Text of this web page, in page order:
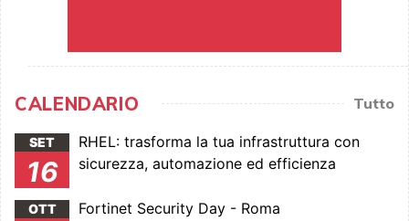
CALENDARIO Tutto
SET
16
RHEL: trasforma la tua infrastruttura con
sicurezza, automazione ed efficienza
OTT Fortinet Security Day - Roma